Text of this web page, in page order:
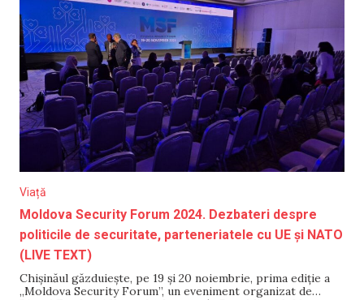
Viață
Moldova Security Forum 2024. Dezbateri despre
politicile de securitate, parteneriatele cu UE și NATO
(LIVE TEXT)
Chișinăul găzduiește, pe 19 și 20 noiembrie, prima ediție a
„Moldova Security Forum”, un eveniment organizat de